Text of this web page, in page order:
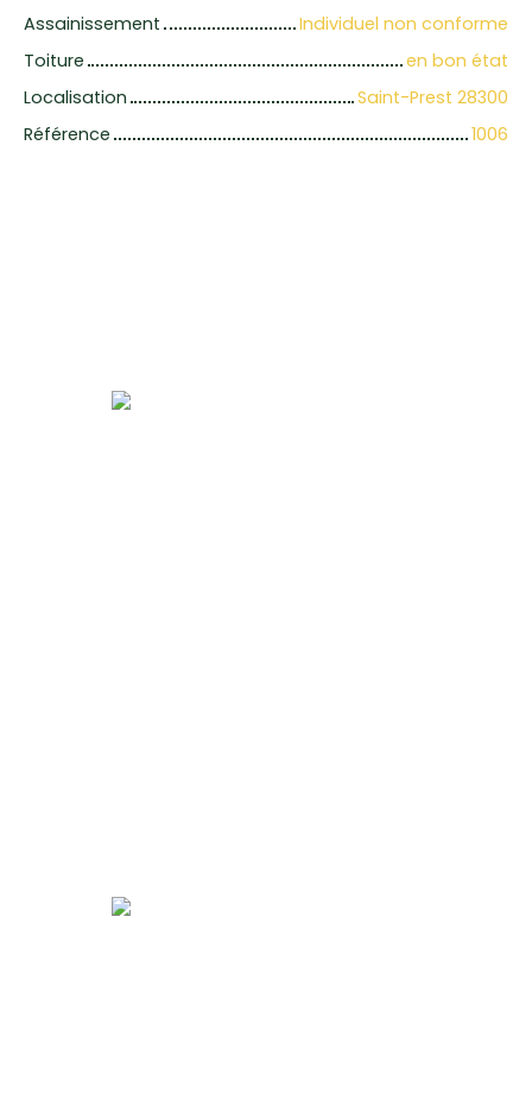
Assainissement
Individuel non conforme
Toiture
en bon état
Localisation
Saint-Prest 28300
Référence
1006